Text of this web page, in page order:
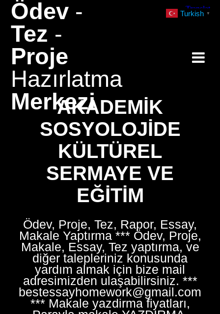
Ödev -
Tez -
Proje
Hazırlatma
MerkeziAKADEMIK
SOSYOLOJIDE
KÜLTÜREL
SERMAYE VE
EĞITIM
Ödev, Proje, Tez, Rapor, Essay,
Makale Yaptırma *** Ödev, Proje,
Makale, Essay, Tez yaptırma, ve
diğer talepleriniz konusunda
yardım almak için bize mail
adresimizden ulaşabilirsiniz. ***
bestessayhomework@gmail.com
*** Makale yazdirma fiyatları,
Turkish ▼